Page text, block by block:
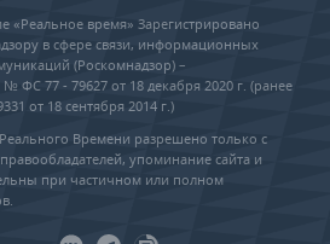
«Реальное время» Зарегистрировано
в сфере связи, информационных
(Роскомнадзор) –
ФС 77 - 79627 от 18 декабря 2020 г. (ранее
от 18 сентября 2014 г.)
Времени разрешено только с
упоминание сайта и
при частичном или полном